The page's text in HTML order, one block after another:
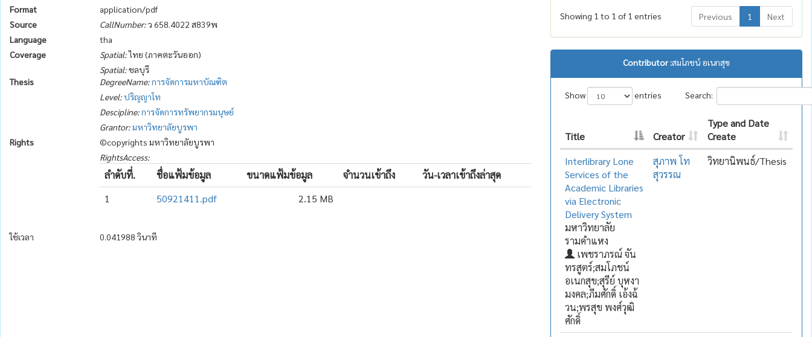
Format
application/pdf
Source
CallNumber:ว 658.4022 ส839พ
Language
tha
Coverage
Spatial:ไทย (ภาคตะวันออก)
Spatial:ชลบุรี
Thesis
DegreeName:การจัดการมหาบัณฑิต
Level:ปริญญาโท
Descipline:การจัดการทรัพยากรมนุษย์
Grantor:มหาวิทยาลัยบูรพา
Rights
©copyrights มหาวิทยาลัยบูรพา
RightsAccess:
ลำดับที่. ชื่อแฟ้มข้อมูล ขนาดแฟ้มข้อมูล จำนวนเข้าถึง
วัน-เวลาเข้าถึงล่าสุด
1
50921411.pdf 2.15 MB
ใช้เวลา 0.041988 วินาที
Showing 1 to 1 of 1 entries Previous 1 Next
Contributor :สมโภชน์ อเนกสุข
Show entries Search:
Title Creator
Type and Date
Create
Interlibrary Lone
Services of the
Academic Libraries
via Electronic
Delivery System
มหาวิทยาลัย
รามคำแหง
เพชราภรณ์ จัน
ทรสูตร์;สมโภชน์
อเนกสุข;สุรีย์ บุหงา
มงคล;ภีมศักดิ์ เอ้งฉ้
วน;พรสุข พงศ์วุฒิ
ศักดิ์
สุภาพ โท
สุวรรณ
วิทยานิพนธ์/Thesis